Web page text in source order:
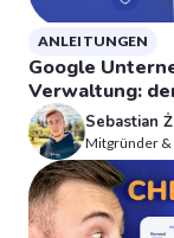
ANLEITUNGEN
Google
Verwaltung:
Sebastian
Mitgründer &